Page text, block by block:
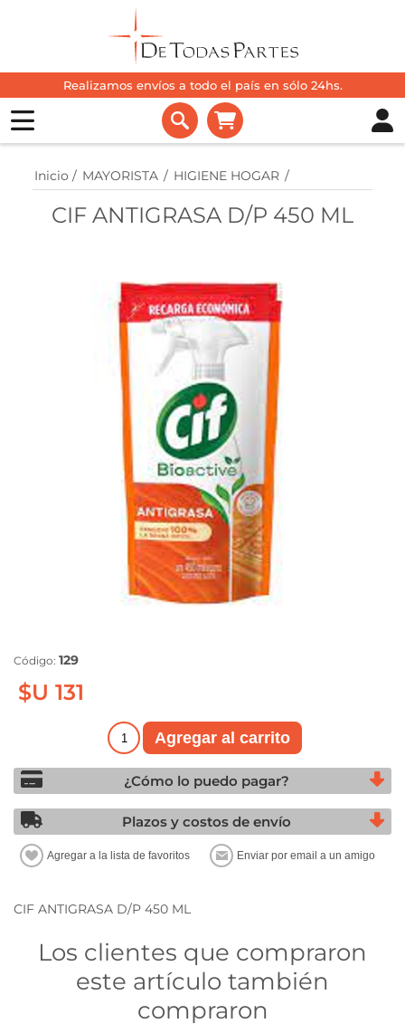
Realizamos envíos a todo el país en sólo 24hs.
Inicio / MAYORISTA / HIGIENE HOGAR /
CIF ANTIGRASA D/P 450 ML
Código: 129
$U 131
¿Cómo lo puedo pagar?
Plazos y costos de envío
CIF ANTIGRASA D/P 450 ML
Los clientes que compraron
este artículo también
compraron